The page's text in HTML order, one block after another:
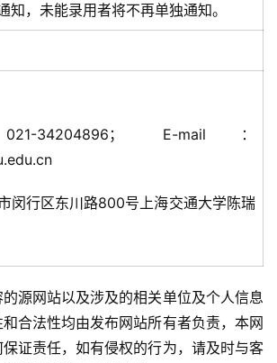
知，未能录用者将不再单独通知。
34204896； E-mail：
闵行区东川路800号上海交通大学陈瑞
源网站以及涉及的相关单位及个人信息
合法性均由发布网站所有者负责，本网
证责任，如有侵权的行为，请及时与客